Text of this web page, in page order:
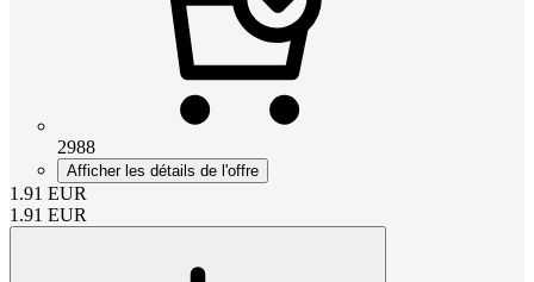
2988
Afficher les détails de l'offre
1.91 EUR
1.91 EUR